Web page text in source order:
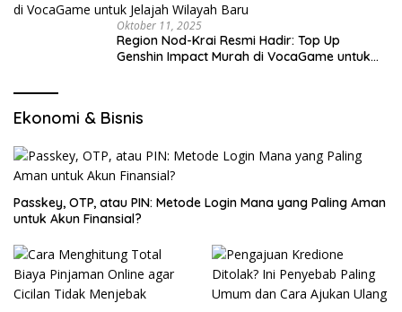
Oktober 11, 2025
Region Nod-Krai Resmi Hadir: Top Up
Genshin Impact Murah di VocaGame untuk
Ekonomi & Bisnis
Passkey, OTP, atau PIN: Metode Login Mana yang Paling Aman
untuk Akun Finansial?